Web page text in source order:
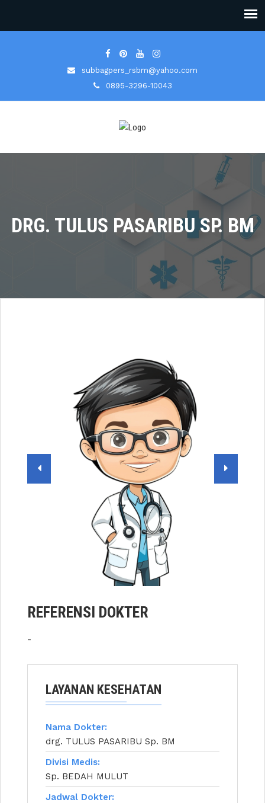
subbagpers_rsbm@yahoo.com
0895-3296-10043
DRG. TULUS PASARIBU SP. BM
REFERENSI DOKTER
-
LAYANAN KESEHATAN
Nama Dokter:
drg. TULUS PASARIBU Sp. BM
Divisi Medis:
Sp. BEDAH MULUT
Jadwal Dokter: